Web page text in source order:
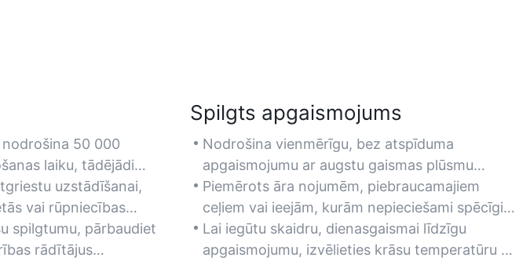
nodrošina 50 000
laiku, tādējādi
uzstādīšanai,
vai rūpniecības
spilgtumu, pārbaudiet
rādītājus
Spilgts apgaismojums
Nodrošina vienmērīgu, bez atspīduma
apgaismojumu ar augstu gaismas plūsmu
(10 000–20 000 lūmenu) uzlabotai redzamībai.
Piemērots āra nojumēm, piebraucamajiem
ceļiem vai ieejām, kurām nepieciešami spēcīgi
apgaismojuma risinājumi.
Lai iegūtu skaidru, dienasgaismai līdzīgu
apgaismojumu, izvēlieties krāsu temperatūru no